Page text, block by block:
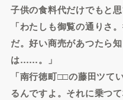
子供の食料代だけでもと
「わたしも御覧の通りさ
だ。好い商売があつたら
は……。」
「南行徳町□□の藤田ツて
るんですよ。それに乗つ